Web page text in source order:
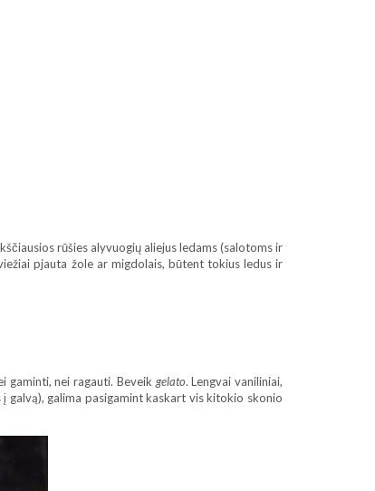
rūšies alyvuogių aliejus ledams (salotoms ir
pjauta žole ar migdolais, būtent tokius ledus ir
gaminti, nei ragauti. Beveik gelato. Lengvai vaniliniai,
galvą), galima pasigamint kaskart vis kitokio skonio